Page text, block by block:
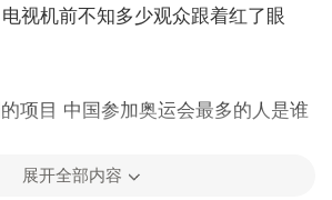
视机前不知多少观众跟着红了眼
限制
展开全部内容